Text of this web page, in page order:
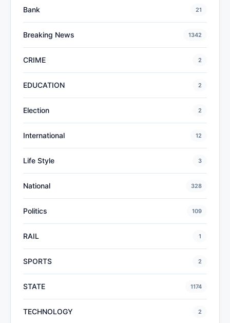
Bank 21
Breaking News 1342
CRIME 2
EDUCATION 2
Election 2
International 12
Life Style 3
National 328
Politics 109
RAIL 1
SPORTS 2
STATE 1174
TECHNOLOGY 2